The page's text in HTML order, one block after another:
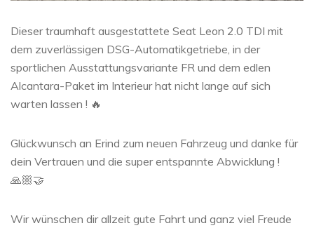
Dieser traumhaft ausgestattete Seat Leon 2.0 TDI mit
dem zuverlässigen DSG-Automatikgetriebe, in der
sportlichen Ausstattungsvariante FR und dem edlen
Alcantara-Paket im Interieur hat nicht lange auf sich
warten lassen ! 🔥
Glückwunsch an Erind zum neuen Fahrzeug und danke für
dein Vertrauen und die super entspannte Abwicklung !
🙏🏼🤝
Wir wünschen dir allzeit gute Fahrt und ganz viel Freude